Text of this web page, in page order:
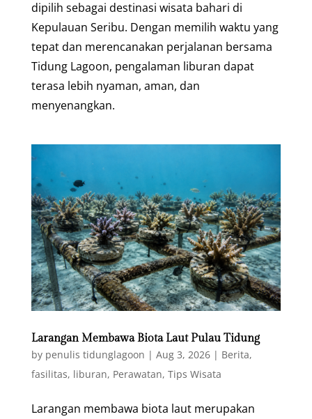
dipilih sebagai destinasi wisata bahari di
Kepulauan Seribu. Dengan memilih waktu yang
tepat dan merencanakan perjalanan bersama
Tidung Lagoon, pengalaman liburan dapat
terasa lebih nyaman, aman, dan
menyenangkan.
Larangan Membawa Biota Laut Pulau Tidung
by penulis tidunglagoon | Aug 3, 2026| Berita,
fasilitas, liburan, Perawatan, Tips Wisata
Larangan membawa biota laut merupakan